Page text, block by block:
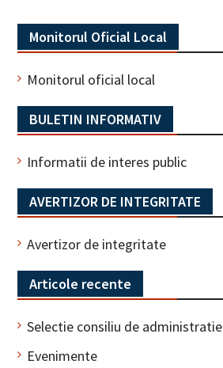
Monitorul Oficial Local
Monitorul oficial local
BULETIN INFORMATIV
Informatii de interes public
AVERTIZOR DE INTEGRITATE
Avertizor de integritate
Articole recente
Selectie consiliu de administratie
Evenimente